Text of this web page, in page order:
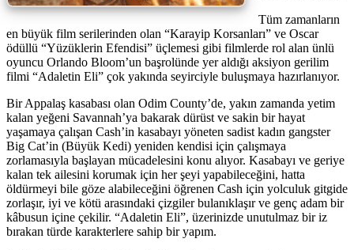
Tüm zamanların
en büyük film serilerinden olan “Karayip Korsanları” ve Oscar
ödüllü “Yüzüklerin Efendisi” üçlemesi gibi filmlerde rol alan ünlü
oyuncu Orlando Bloom’un başrolünde yer aldığı aksiyon gerilim
filmi “Adaletin Eli” çok yakında seyirciyle buluşmaya hazırlanıyor.
Bir Appalaş kasabası olan Odim County’de, yakın zamanda yetim
kalan yeğeni Savannah’ya bakarak dürüst ve sakin bir hayat
yaşamaya çalışan Cash’in kasabayı yöneten sadist kadın gangster
Big Cat’in (Büyük Kedi) yeniden kendisi için çalışmaya
zorlamasıyla başlayan mücadelesini konu alıyor. Kasabayı ve geriye
kalan tek ailesini korumak için her şeyi yapabileceğini, hatta
öldürmeyi bile göze alabileceğini öğrenen Cash için yolculuk gitgide
zorlaşır, iyi ve kötü arasındaki çizgiler bulanıklaşır ve genç adam bir
kâbusun içine çekilir. “Adaletin Eli”, üzerinizde unutulmaz bir iz
bırakan türde karakterlere sahip bir yapım.